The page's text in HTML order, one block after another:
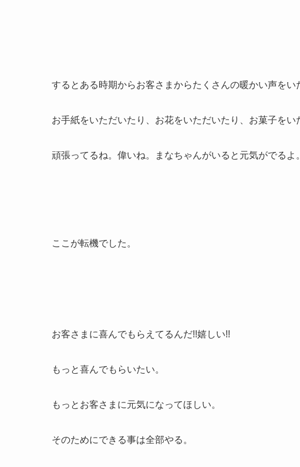
するとある時期からお客さまからたくさんの暖かい声をい
お手紙をいただいたり、お花をいただいたり、お菓子をい
頑張ってるね。偉いね。まなちゃんがいると元気がでるよ
ここが転機でした。
お客さまに喜んでもらえてるんだ!!嬉しい!!
もっと喜んでもらいたい。
もっとお客さまに元気になってほしい。
そのためにできる事は全部やる。